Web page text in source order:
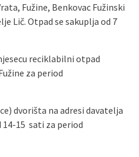
Fužine, Benkovac Fužinski
Lič. Otpad se sakuplja od 7
reciklabilni otpad
za period
dvorišta na adresi davatelja
14-15 sati za period